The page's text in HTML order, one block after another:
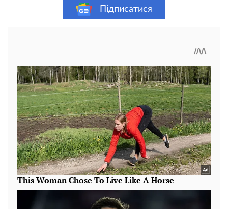
Підписатися